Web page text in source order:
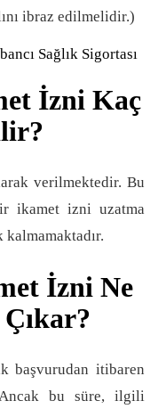
ibraz edilmelidir.)
İzni Kaç
verilmektedir. Bu
ikamet izni uzatma
kalmamaktadır.
İzni Ne
başvurudan itibaren
bu süre, ilgili